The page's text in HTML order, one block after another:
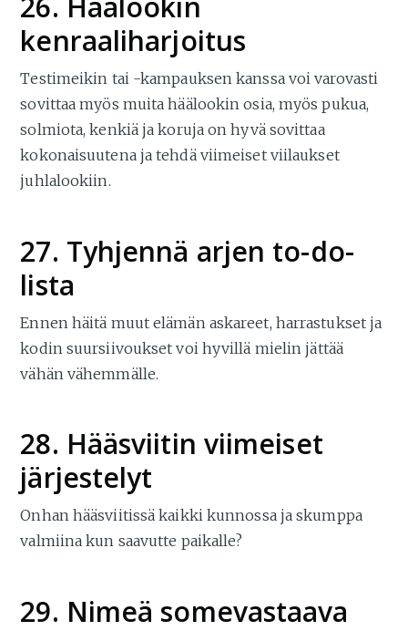
kenraaliharjoitus
Testimeikin tai -kampauksen kanssa voi varovasti
sovittaa myös muita häälookin osia, myös pukua,
solmiota, kenkiä ja koruja on hyvä sovittaa
kokonaisuutena ja tehdä viimeiset viilaukset
juhlalookiin.
27. Tyhjennä arjen to-do-
lista
Ennen häitä muut elämän askareet, harrastukset ja
kodin suursiivoukset voi hyvillä mielin jättää
vähän vähemmälle.
28. Hääsviitin viimeiset
järjestelyt
Onhan hääsviitissä kaikki kunnossa ja skumppa
valmiina kun saavutte paikalle?
29. Nimeä somevastaava